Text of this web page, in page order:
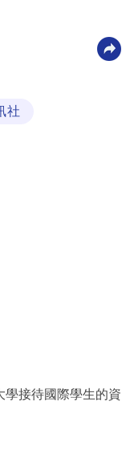
社
學接待國際學生的資